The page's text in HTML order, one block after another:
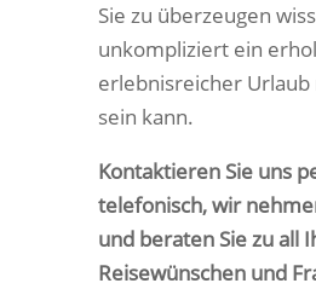
Sie zu überzeugen
unkompliziert ein
erlebnisreicher Urlaub
sein kann.
Kontaktieren Sie uns
telefonisch, wir
und beraten Sie zu all
Reisewünschen und